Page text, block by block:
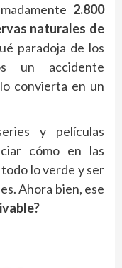
2.800
naturales de
paradoja de los
un accidente
convierta en un
y películas
cómo en las
lo verde y ser
Ahora bien, ese